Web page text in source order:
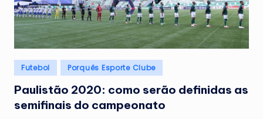
Posted
in
Futebol Porquês Esporte Clube
Paulistão 2020: como serão definidas as
semifinais do campeonato